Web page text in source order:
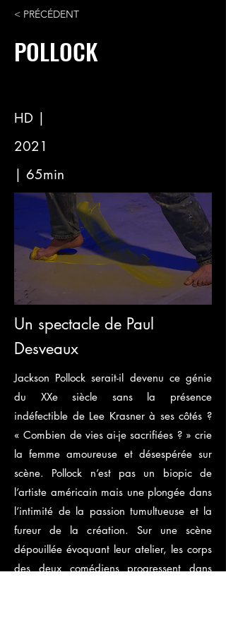
< PRÉCÉDENT
POLLOCK
HD |
2021
| 65min
Un spectacle de Paul
Desveaux
Jackson Pollock serait-il devenu ce génie
du XXe siècle sans la présence
indéfectible de Lee Krasner à ses côtés ?
« Combien de vies ai-je sacrifiées ? » crie
la femme amoureuse et désespérée sur
scène. Pollock n’est pas un biopic de
l’artiste américain mais une plongée dans
l’intimité de la passion tumultueuse et la
fureur de la création. Sur une scène
dépouillée évoquant leur atelier, les corps
des deux comédiens progressent dans